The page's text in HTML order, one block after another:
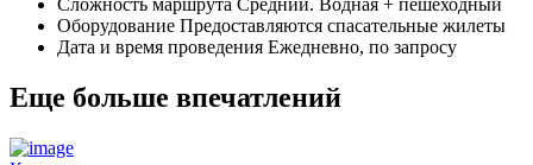
Оборудование Предоставляются спасательные жилеты
Дата и время проведения Ежедневно, по запросу
Еще больше впечатлений